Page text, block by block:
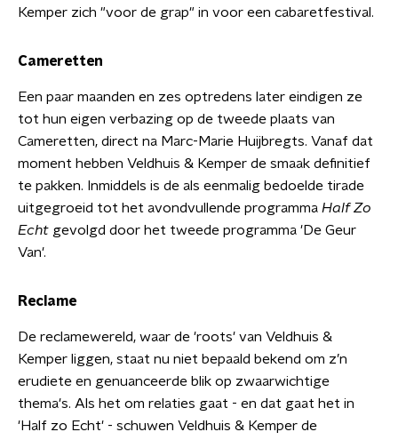
Kemper zich "voor de grap" in voor een cabaretfestival.
Cameretten
Een paar maanden en zes optredens later eindigen ze
tot hun eigen verbazing op de tweede plaats van
Cameretten, direct na Marc-Marie Huijbregts. Vanaf dat
moment hebben Veldhuis & Kemper de smaak definitief
te pakken. Inmiddels is de als eenmalig bedoelde tirade
uitgegroeid tot het avondvullende programma Half Zo
Echt gevolgd door het tweede programma 'De Geur
Van'.
Reclame
De reclamewereld, waar de 'roots' van Veldhuis &
Kemper liggen, staat nu niet bepaald bekend om z’n
erudiete en genuanceerde blik op zwaarwichtige
thema's. Als het om relaties gaat - en dat gaat het in
'Half zo Echt' - schuwen Veldhuis & Kemper de